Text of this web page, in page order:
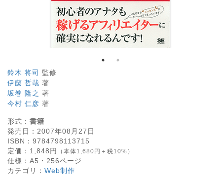
鈴木 将司
監修
伊藤 哲哉 著
坂巻 隆之 著
今村 仁彦 著
形式： 書籍
発売日： 2007年08月27日
ISBN： 9784798113715
定価： 1,848 円 （本体1,680円＋税10%）
仕様： A5・ 256ページ
カテゴリ： Web制作